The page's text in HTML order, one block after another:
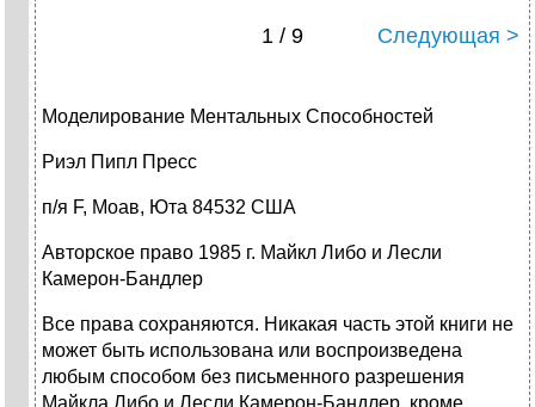
1 / 9 Следующая >
Моделирование Ментальных Способностей
Риэл Пипл Пресс
п/я F, Моав, Юта 84532 США
Авторское право 1985 г. Майкл Либо и Лесли
Камерон-Бандлер
Все права сохраняются. Никакая часть этой книги не
может быть использована или воспроизведена
любым способом без письменного разрешения